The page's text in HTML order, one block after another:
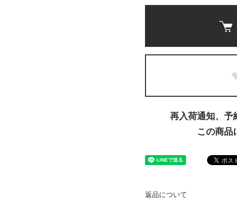
再入荷通知、予
この商品
返品について